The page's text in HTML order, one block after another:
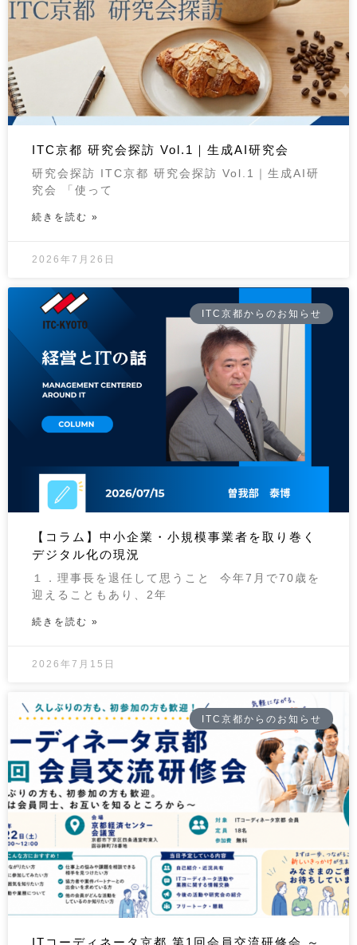
ITC京都 研究会探訪 Vol.1｜生成AI研究会
研究会探訪 ITC京都 研究会探訪 Vol.1｜生成AI研
究会 「使って
続きを読む »
2026年7月26日
ITC京都からのお知らせ
【コラム】中小企業・小規模事業者を取り巻く
デジタル化の現況
１．理事長を退任して思うこと 今年7月で70歳を
迎えることもあり、2年
続きを読む »
2026年7月15日
ITC京都からのお知らせ
ITコーディネータ京都 第1回会員交流研修会 ～